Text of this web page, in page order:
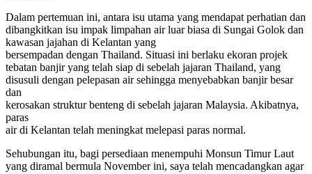
Dalam pertemuan ini, antara isu utama yang mendapat perhatian dan
dibangkitkan isu impak limpahan air luar biasa di Sungai Golok dan
kawasan jajahan di Kelantan yang
bersempadan dengan Thailand. Situasi ini berlaku ekoran projek
tebatan banjir yang telah siap di sebelah jajaran Thailand, yang
disusuli dengan pelepasan air sehingga menyebabkan banjir besar
dan
kerosakan struktur benteng di sebelah jajaran Malaysia. Akibatnya,
paras
air di Kelantan telah meningkat melepasi paras normal.
Sehubungan itu, bagi persediaan menempuhi Monsun Timur Laut
yang diramal bermula November ini, saya telah mencadangkan agar